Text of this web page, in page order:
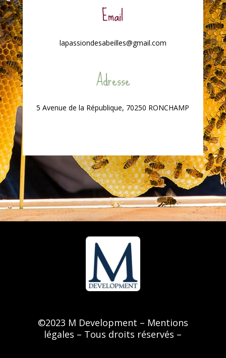
Email
lapassiondesabeilles@gmail.com
Adresse
5 Avenue de la République, 70250 RONCHAMP
©2023 M Development – Mentions
légales – Tous droits réservés –